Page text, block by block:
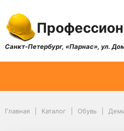
Санкт-Петербург, «Парнас», ул.
Главная Каталог Обувь